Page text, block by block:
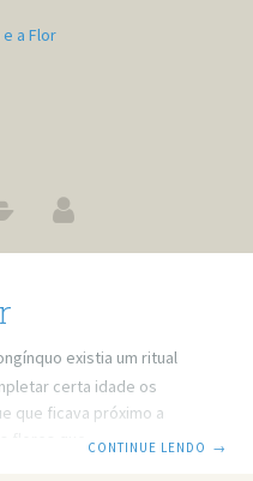
existia um ritual
certa idade os
que ficava próximo a
flores que ocupavam
CONTINUE LENDO →